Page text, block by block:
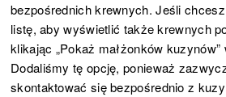
bezpośrednich krewnych. Jeśli
listę, aby wyświetlić także krewnych
klikając „Pokaż małżonków
Dodaliśmy tę opcję, ponieważ
skontaktować się bezpośrednio z